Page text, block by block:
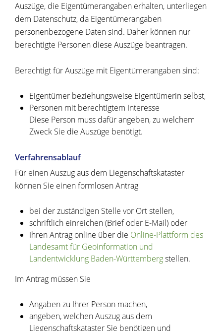
Auszüge, die Eigentümerangaben erhalten, unterliegen
dem Datenschutz, da Eigentümerangaben
personenbezogene Daten sind. Daher können nur
berechtigte Personen diese Auszüge beantragen.
Berechtigt für Auszüge mit Eigentümerangaben sind:
Eigentümer beziehungsweise Eigentümerin selbst,
Personen mit berechtigtem Interesse
Diese Person muss dafür angeben, zu welchem
Zweck Sie die Auszüge benötigt.
Verfahrensablauf
Für einen Auszug aus dem Liegenschaftskataster
können Sie einen formlosen Antrag
bei der zuständigen Stelle vor Ort stellen,
schriftlich einreichen (Brief oder E-Mail) oder
Ihren Antrag online über die Online-Plattform des
Landesamt für Geoinformation und
Landentwicklung Baden-Württembergstellen.
Im Antrag müssen Sie
Angaben zu Ihrer Person machen,
angeben, welchen Auszug aus dem
Liegenschaftskataster Sie benötigen und